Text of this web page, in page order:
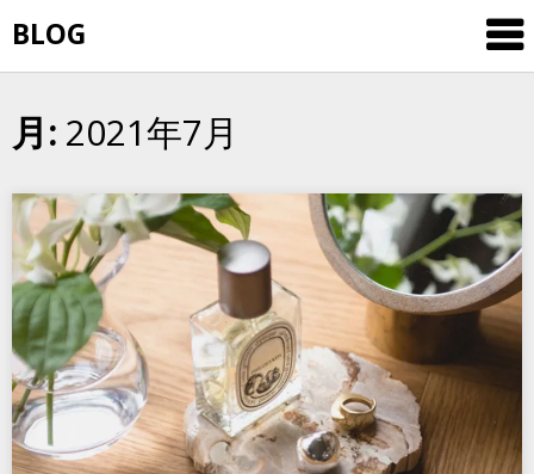
to
content
BLOG
月: 2021年7月